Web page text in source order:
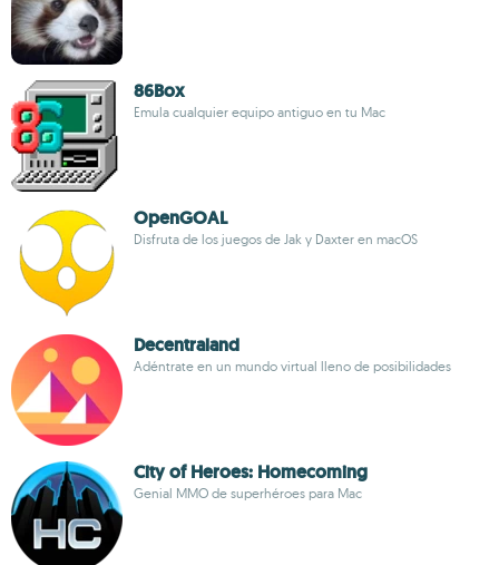
86Box
Emula cualquier equipo antiguo en tu Mac
OpenGOAL
Disfruta de los juegos de Jak y Daxter en macOS
Decentraland
Adéntrate en un mundo virtual lleno de posibilidades
City of Heroes: Homecoming
Genial MMO de superhéroes para Mac